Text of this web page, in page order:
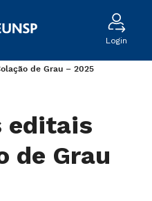
Login
de Grau – 2025
editais
de Grau